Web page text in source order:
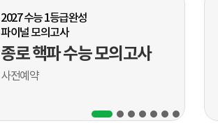
2027 수능 1등급완성
파이널 모의고사
종로 핵파 수능 모의고사
사전예약